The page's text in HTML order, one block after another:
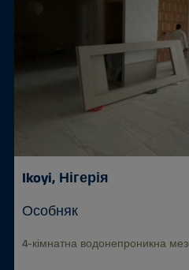
Ikoyi, Нігерія
Особняк
4-кімнатна водонепроникна